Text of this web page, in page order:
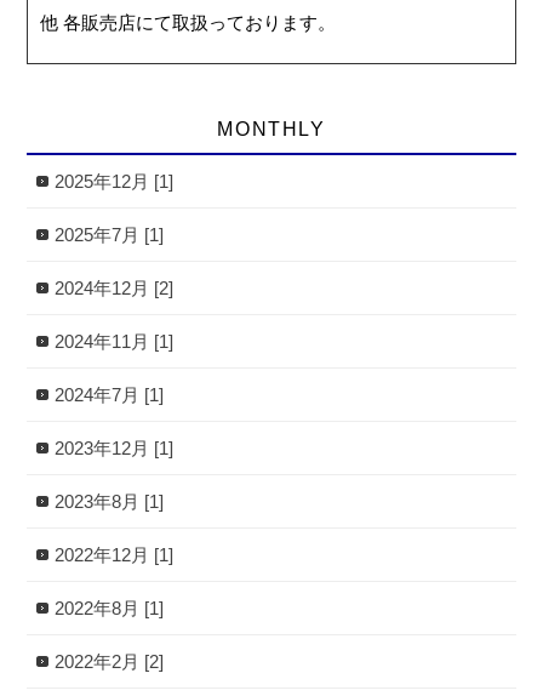
他 各販売店にて取扱っております。
MONTHLY
2025年12月 [1]
2025年7月 [1]
2024年12月 [2]
2024年11月 [1]
2024年7月 [1]
2023年12月 [1]
2023年8月 [1]
2022年12月 [1]
2022年8月 [1]
2022年2月 [2]